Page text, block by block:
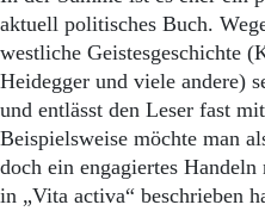
aktuell politisches Buch.
westliche Geistesgeschichte
Heidegger und viele andere)
und entlässt den Leser fast
Beispielsweise möchte man
doch ein engagiertes
in „Vita activa“ beschrieben